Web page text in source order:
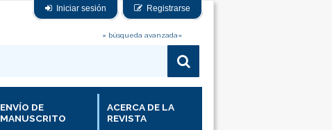
Iniciar sesión Registrarse
» búsqueda avanzada«
ENVÍO DE
MANUSCRITO
ACERCA DE LA
REVISTA